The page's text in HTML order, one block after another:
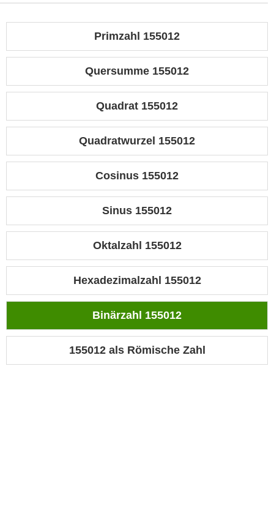
Primzahl 155012
Quersumme 155012
Quadrat 155012
Quadratwurzel 155012
Cosinus 155012
Sinus 155012
Oktalzahl 155012
Hexadezimalzahl 155012
Binärzahl 155012
155012 als Römische Zahl